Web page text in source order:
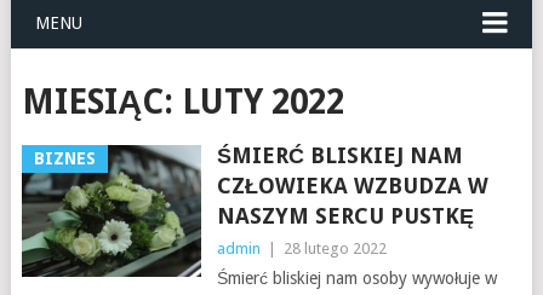
MENU
MIESIĄC: LUTY 2022
BIZNES
ŚMIERĆ BLISKIEJ NAM
CZŁOWIEKA WZBUDZA W
NASZYM SERCU PUSTKĘ
admin 28 lutego 2022
Śmierć bliskiej nam osoby wywołuje w